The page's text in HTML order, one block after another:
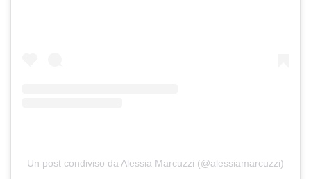
Un post condiviso da Alessia Marcuzzi (@alessiamarcuzzi)